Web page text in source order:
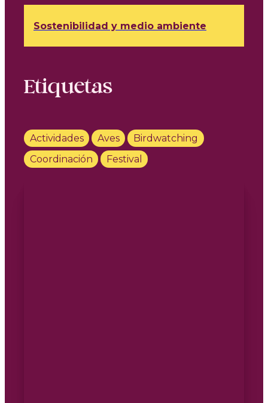
Sostenibilidad y medio ambiente
Etiquetas
Actividades Aves
Birdwatching
Coordinación
Festival